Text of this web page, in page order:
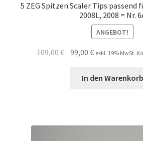
5 ZEG Spitzen Scaler Tips passend
2008L, 2008 = Nr.
ANGEBOT!
109,00€ Ursprünglicher
99,00€Aktueller
ist:
exkl. 19% MwSt.
In den Warenkorb